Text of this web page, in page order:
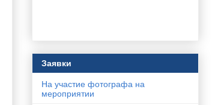
Заявки
На участие фотографа на
мероприятии